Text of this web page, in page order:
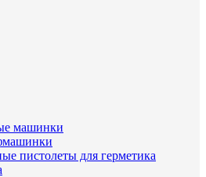
машинки
пистолеты для герметика